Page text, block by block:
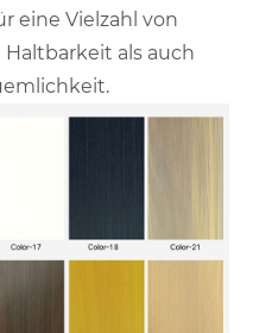
eine Vielzahl von
als auch